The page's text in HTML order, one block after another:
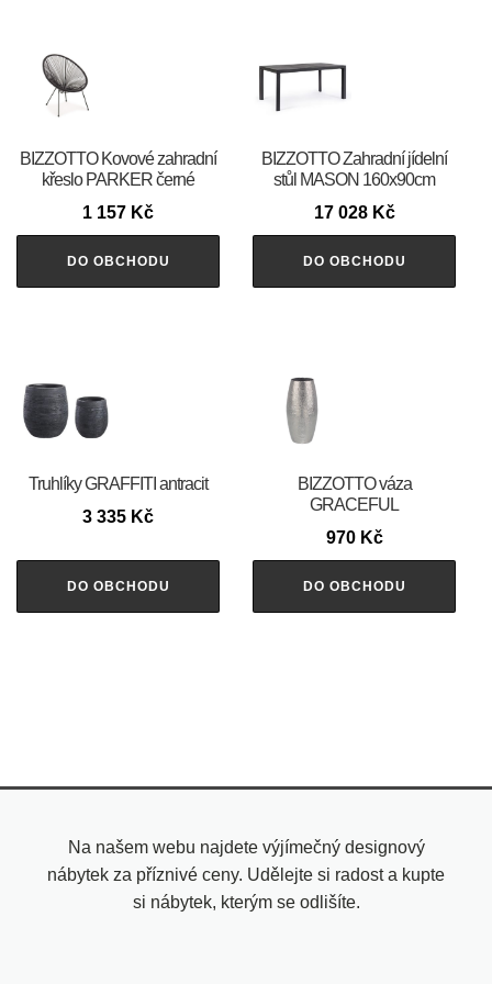
BIZZOTTO Kovové zahradní
křeslo PARKER černé
1 157 Kč
DO OBCHODU
BIZZOTTO Zahradní jídelní
stůl MASON 160x90cm
17 028 Kč
DO OBCHODU
Truhlíky GRAFFITI antracit
3 335 Kč
DO OBCHODU
BIZZOTTO váza
GRACEFUL
970 Kč
DO OBCHODU
Na našem webu najdete výjímečný designový
nábytek za příznivé ceny. Udělejte si radost a kupte
si nábytek, kterým se odlišíte.